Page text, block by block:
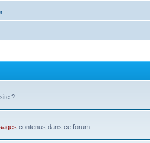
?
contenus dans ce forum...